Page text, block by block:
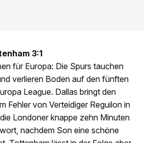
3:1
für Europa: Die Spurs tauchen
verlieren Boden auf den fünften
League. Dallas bringt den
Fehler von Verteidiger Reguilon in
Londoner knappe zehn Minuten
nachdem Son eine schöne